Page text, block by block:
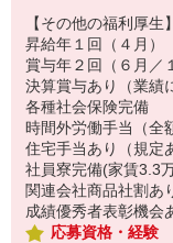
【その他の福利厚生】
昇給年１回（４月）
賞与年２回（６月／
決算賞与あり（業績
各種社会保険完備
時間外労働手当（全
住宅手当あり（規定
社員寮完備(家賃3.3
関連会社商品社割あ
成績優秀者表彰機会
応募資格・経験